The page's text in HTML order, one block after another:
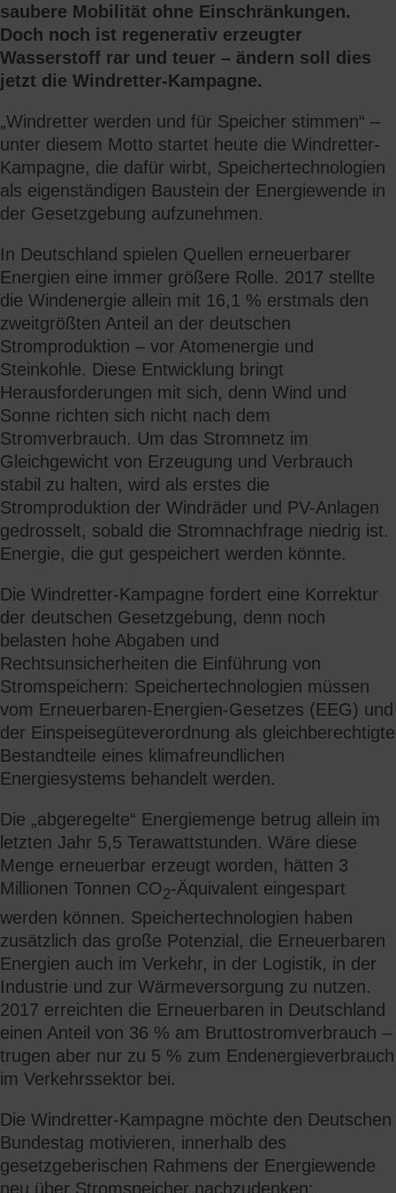
saubere Mobilität ohne Einschränkungen.
Doch noch ist regenerativ erzeugter
Wasserstoff rar und teuer – ändern soll dies
jetzt die Windretter-Kampagne.
„Windretter werden und für Speicher stimmen“ –
unter diesem Motto startet heute die Windretter-
Kampagne, die dafür wirbt, Speichertechnologien
als eigenständigen Baustein der Energiewende in
der Gesetzgebung aufzunehmen.
In Deutschland spielen Quellen erneuerbarer
Energien eine immer größere Rolle. 2017 stellte
die Windenergie allein mit 16,1 % erstmals den
zweitgrößten Anteil an der deutschen
Stromproduktion – vor Atomenergie und
Steinkohle. Diese Entwicklung bringt
Herausforderungen mit sich, denn Wind und
Sonne richten sich nicht nach dem
Stromverbrauch. Um das Stromnetz im
Gleichgewicht von Erzeugung und Verbrauch
stabil zu halten, wird als erstes die
Stromproduktion der Windräder und PV-Anlagen
gedrosselt, sobald die Stromnachfrage niedrig ist.
Energie, die gut gespeichert werden könnte.
Die Windretter-Kampagne fordert eine Korrektur
der deutschen Gesetzgebung, denn noch
belasten hohe Abgaben und
Rechtsunsicherheiten die Einführung von
Stromspeichern: Speichertechnologien müssen
vom Erneuerbaren-Energien-Gesetzes (EEG) und
der Einspeisegüteverordnung als gleichberechtigte
Bestandteile eines klimafreundlichen
Energiesystems behandelt werden.
Die „abgeregelte“ Energiemenge betrug allein im
letzten Jahr 5,5 Terawattstunden. Wäre diese
Menge erneuerbar erzeugt worden, hätten 3
Millionen Tonnen CO2-Äquivalent eingespart
werden können. Speichertechnologien haben
zusätzlich das große Potenzial, die Erneuerbaren
Energien auch im Verkehr, in der Logistik, in der
Industrie und zur Wärmeversorgung zu nutzen.
2017 erreichten die Erneuerbaren in Deutschland
einen Anteil von 36 % am Bruttostromverbrauch –
trugen aber nur zu 5 % zum Endenergieverbrauch
im Verkehrssektor bei.
Die Windretter-Kampagne möchte den Deutschen
Bundestag motivieren, innerhalb des
gesetzgeberischen Rahmens der Energiewende
neu über Stromspeicher nachzudenken: